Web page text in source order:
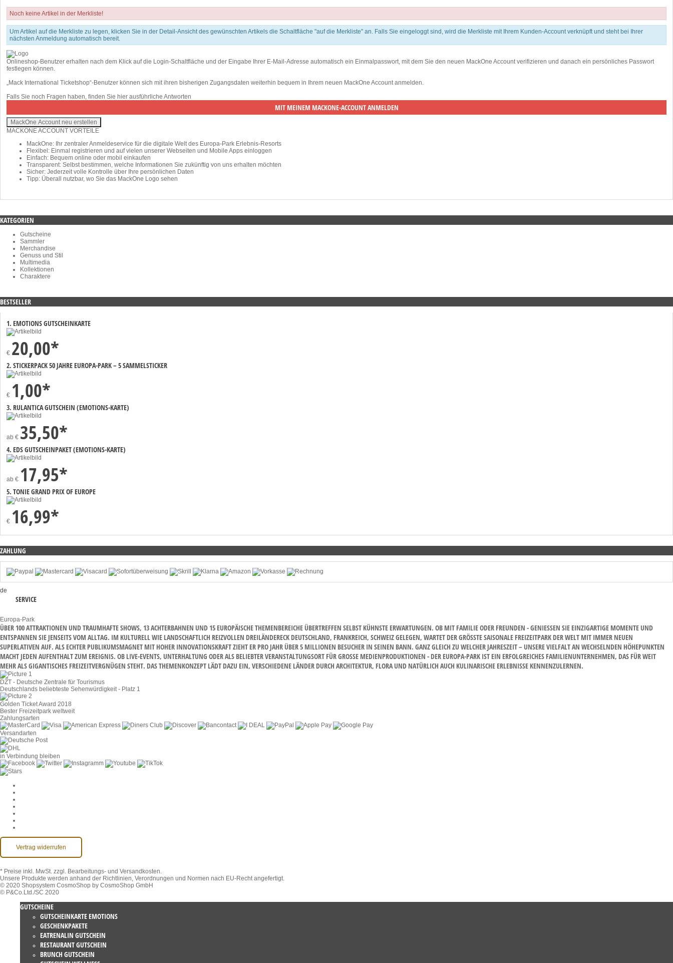
Noch keine Artikel in der Merkliste!
Um Artikel auf die Merkliste zu legen, klicken Sie in der Detail-Ansicht des gewünschten Artikels die Schaltfläche "auf die Merkliste" an. Falls Sie eingeloggt sind, wird die Merkliste mit Ihrem Kunden-Account verknüpft und steht bei Ihrer
nächsten Anmeldung automatisch bereit.
Onlineshop-Benutzer erhalten nach dem Klick auf die Login-Schaltfläche und der Eingabe Ihrer E-Mail-Adresse automatisch ein Einmalpasswort, mit dem Sie den neuen MackOne Account verifizieren und danach ein persönliches Passwort
festlegen können.
„Mack International Ticketshop“-Benutzer können sich mit ihren bisherigen Zugangsdaten weiterhin bequem in Ihrem neuen MackOne Account anmelden.
Falls Sie noch Fragen haben, finden Sie hier ausführliche Antworten
MACKONE ACCOUNT VORTEILE
MackOne: Ihr zentraler Anmeldeservice für die digitale Welt des Europa-Park Erlebnis-Resorts
Flexibel: Einmal registrieren und auf vielen unserer Webseiten und Mobile Apps einloggen
Einfach: Bequem online oder mobil einkaufen
Transparent: Selbst bestimmen, welche Informationen Sie zukünftig von uns erhalten möchten
Sicher: Jederzeit volle Kontrolle über Ihre persönlichen Daten
Tipp: Überall nutzbar, wo Sie das MackOne Logo sehen
KATEGORIEN
Gutscheine
Sammler
Merchandise
Genuss und Stil
Multimedia
Kollektionen
Charaktere
BESTSELLER
1. EMOTIONS GUTSCHEINKARTE
€ 20,00*
2. STICKERPACK 50 JAHRE EUROPA-PARK – 5 SAMMELSTICKER
€ 1,00*
3. RULANTICA GUTSCHEIN (EMOTIONS-KARTE)
ab € 35,50*
4. EDS GUTSCHEINPAKET (EMOTIONS-KARTE)
ab € 17,95*
5. TONIE GRAND PRIX OF EUROPE
€ 16,99*
ZAHLUNG
de
SERVICE
Europa-Park
ÜBER 100 ATTRAKTIONEN UND TRAUMHAFTE SHOWS, 13 ACHTERBAHNEN UND 15 EUROPÄISCHE THEMENBEREICHE ÜBERTREFFEN SELBST KÜHNSTE ERWARTUNGEN. OB MIT FAMILIE ODER FREUNDEN - GENIESSEN SIE EINZIGARTIGE MOMENTE UND E
NTSPANNEN SIE JENSEITS VOM ALLTAG. IM KULTURELL WIE LANDSCHAFTLICH REIZVOLLEN DREILÄNDERECK DEUTSCHLAND, FRANKREICH, SCHWEIZ GELEGEN, WARTET DER GRÖSSTE SAISONALE FREIZEITPARK DER WELT MIT IMMER NEUEN SU
PERLATIVEN AUF. ALS ECHTER PUBLIKUMSMAGNET MIT HOHER INNOVATIONSKRAFT ZIEHT ER PRO JAHR ÜBER 5 MILLIONEN BESUCHER IN SEINEN BANN. GANZ GLEICH ZU WELCHER JAHRESZEIT – UNSERE VIELFALT AN WECHSELNDEN HÖHEPUNKTEN MA
CHT JEDEN AUFENTHALT ZUM EREIGNIS. OB LIVE-EVENTS, UNTERHALTUNG ODER ALS BELIEBTER VERANSTALTUNGSORT FÜR GROSSE MEDIENPRODUKTIONEN - DER EUROPA-PARK IST EIN ERFOLGREICHES FAMILIENUNTERNEHMEN, DAS FÜR WEIT MEH
R ALS GIGANTISCHES FREIZEITVERGNÜGEN STEHT. DAS THEMENKONZEPT LÄDT DAZU EIN, VERSCHIEDENE LÄNDER DURCH ARCHITEKTUR, FLORA UND NATÜRLICH AUCH KULINARISCHE ERLEBNISSE KENNENZULERNEN.
DZT - Deutsche Zentrale für Tourismus
Deutschlands beliebteste Sehenwürdigkeit - Platz 1
Golden Ticket Award 2018
Bester Freizeitpark weltweit
Zahlungsarten
Versandarten
in Verbindung bleiben
Vertrag widerrufen
* Preise inkl. MwSt. zzgl. Bearbeitungs- und Versandkosten.
Unsere Produkte werden anhand der Richtlinien, Verordnungen und Normen nach EU-Recht angefertigt.
© 2020 Shopsystem CosmoShop by CosmoShop GmbH
© P&Co.Ltd./SC 2020
GUTSCHEINE
GUTSCHEINKARTE EMOTIONS
GESCHENKPAKETE
EATRENALIN GUTSCHEIN
RESTAURANT GUTSCHEIN
BRUNCH GUTSCHEIN